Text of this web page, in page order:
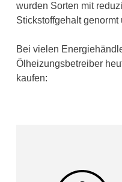
wurden Sorten mit
Stickstoffgehalt
Bei vielen
Ölheizungsbetreiber
kaufen: